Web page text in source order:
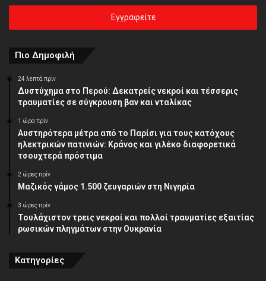
ηλεκτρονική
διεύθυνση
Πιο Δημοφιλή
24 λεπτά πρίν
Δυστύχημα στο Περού: Δεκατρείς νεκροί και τέσσερις
τραυματίες σε σύγκρουση βαν και νταλίκας
1 ώρα πρίν
Αυστηρότερα μέτρα από το Παρίσι για τους κατόχους
ηλεκτρικών πατινιών: Κράνος και γιλέκο διαφορετικά
τσουχτερά πρόστιμα
2 ώρες πρίν
Μαζικός γάμος 1.500 ζευγαριών στη Νιγηρία
3 ώρες πρίν
Τουλάχιστον τρεις νεκροί και πολλοί τραυματίες εξαιτίας
ρωσικών πληγμάτων στην Ουκρανία
Κατηγορίες